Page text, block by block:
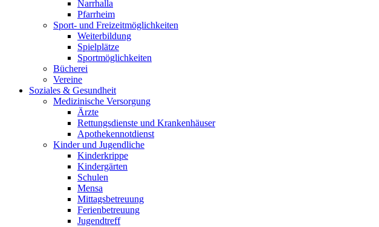
Narrhalla
Pfarrheim
Sport- und Freizeitmöglichkeiten
Weiterbildung
Spielplätze
Sportmöglichkeiten
Bücherei
Vereine
Soziales & Gesundheit
Medizinische Versorgung
Ärzte
Rettungsdienste und Krankenhäuser
Apothekennotdienst
Kinder und Jugendliche
Kinderkrippe
Kindergärten
Schulen
Mensa
Mittagsbetreuung
Ferienbetreuung
Jugendtreff